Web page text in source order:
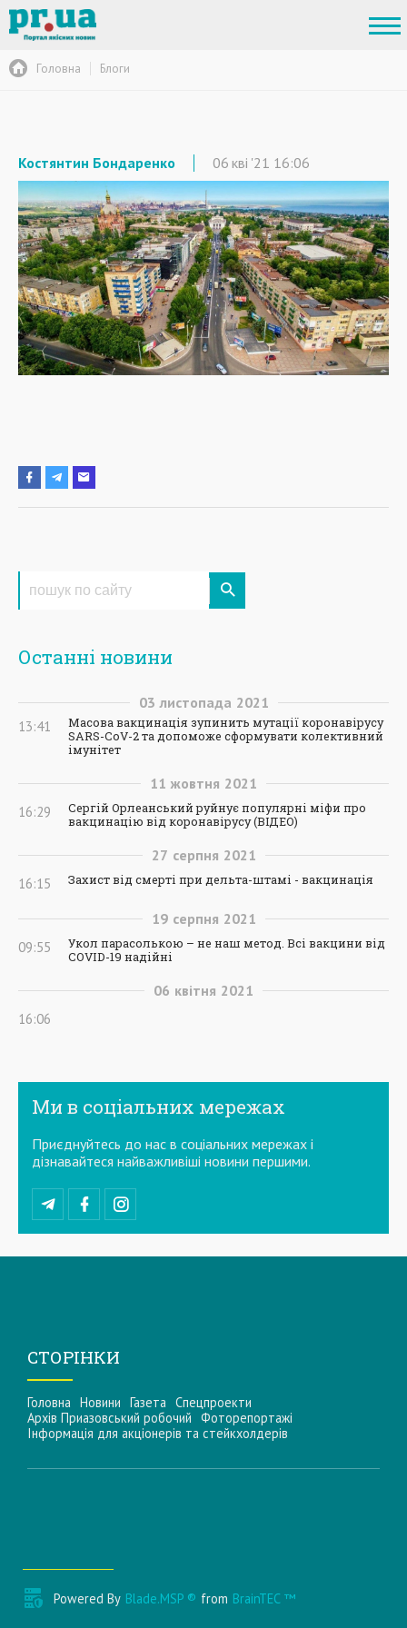
Головна Блоги
Костянтин Бондаренко 06 кві '21 16:06
Останні новини
03 листопада 2021
13:41
Масова вакцинація зупинить мутації коронавірусу
SARS-CoV-2 та допоможе сформувати колективний
імунітет
11 жовтня 2021
16:29
Сергій Орлеанський руйнує популярні міфи про
вакцинацію від коронавірусу (ВІДЕО)
27 серпня 2021
16:15 Захист від смерті при дельта-штамі - вакцинація
19 серпня 2021
09:55
Укол парасолькою – не наш метод. Всі вакцини від
COVID-19 надійні
06 квітня 2021
16:06
Ми в соціальних мережах
Приєднуйтесь до нас в соціальних мережах і
дізнавайтеся найважливіші новини першими.
СТОРІНКИ
Головна Новини Газета Спецпроекти
Архів Приазовський робочий Фоторепортажі
Інформацiя для акцiонерiв та стейкхолдерiв
Powered By Blade.MSP ® from BrainTEC ™